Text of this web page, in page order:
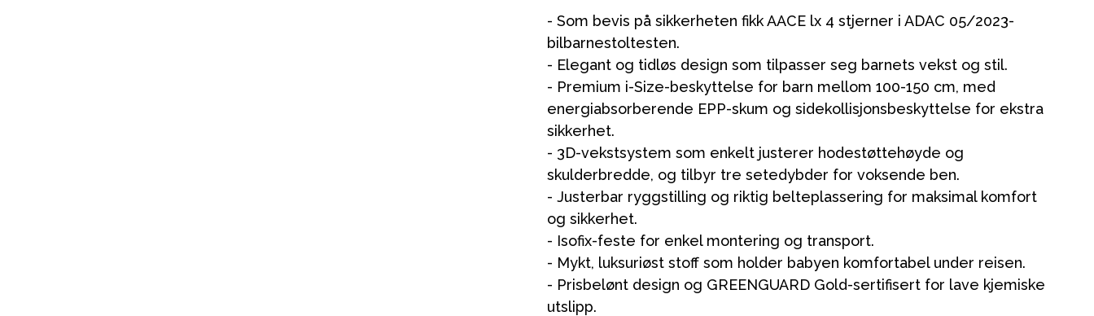
- Som bevis på sikkerheten fikk AACE lx 4 stjerner i ADAC 05/2023-
bilbarnestoltesten.
- Elegant og tidløs design som tilpasser seg barnets vekst og stil.
- Premium i-Size-beskyttelse for barn mellom 100-150 cm, med
energiabsorberende EPP-skum og sidekollisjonsbeskyttelse for ekstra
sikkerhet.
- 3D-vekstsystem som enkelt justerer hodestøttehøyde og
skulderbredde, og tilbyr tre setedybder for voksende ben.
- Justerbar ryggstilling og riktig belteplassering for maksimal komfort
og sikkerhet.
- Isofix-feste for enkel montering og transport.
- Mykt, luksuriøst stoff som holder babyen komfortabel under reisen.
- Prisbelønt design og GREENGUARD Gold-sertifisert for lave kjemiske
utslipp.
VÅRT SORTIMENT
Mamma & Pappa
Møbler & seng
Tilbehør
Reservedeler
Kampanjer
Tips om gaver
Våre favoritter
Varemerker